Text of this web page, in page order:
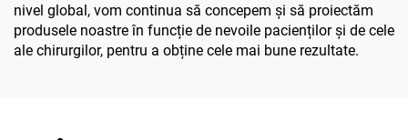
nivel global, vom continua să concepem și să proiectăm
produsele noastre în funcție de nevoile pacienților și de cele
ale chirurgilor, pentru a obține cele mai bune rezultate.